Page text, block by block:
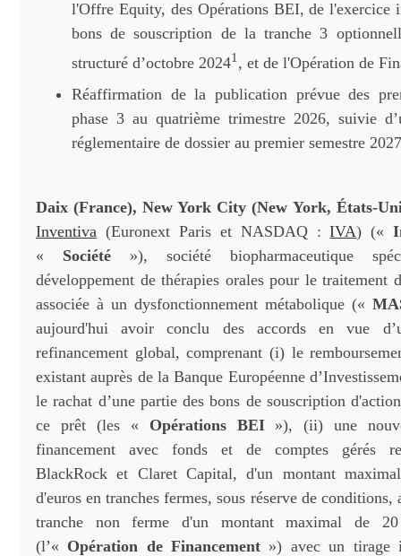
l'Offre Equity, des Opérations BEI, de l'exercice
bons de souscription de la tranche 3
structuré d’octobre 20241 , et de l'Opération de
Réaffirmation de la publication prévue des
phase 3 au quatrième trimestre 2026, suivie
réglementaire de dossier au premier semestre 2027
Daix (France), New York City (New York, États-
Inventiva (Euronext Paris et NASDAQ :IVA) («
« Société »), société biopharmaceutique
développement de thérapies orales pour le traitement
associée à un dysfonctionnement métabolique («
aujourd'hui avoir conclu des accords en vue
refinancement global, comprenant (i) le
existant auprès de la Banque Européenne
le rachat d’une partie des bons de souscription
ce prêt (les « Opérations BEI»), (ii) une
financement avec fonds et de comptes gérés
BlackRock et Claret Capital, d'un montant
d'euros en tranches fermes, sous réserve de conditions,
tranche non ferme d'un montant maximal de
(l’« Opération de Financement ») avec un tirage